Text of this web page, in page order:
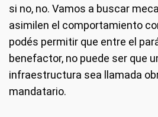
si no, no. Vamos a buscar
asimilen el comportamiento
podés permitir que entre el
benefactor, no puede ser que
infraestructura sea llamada
mandatario.